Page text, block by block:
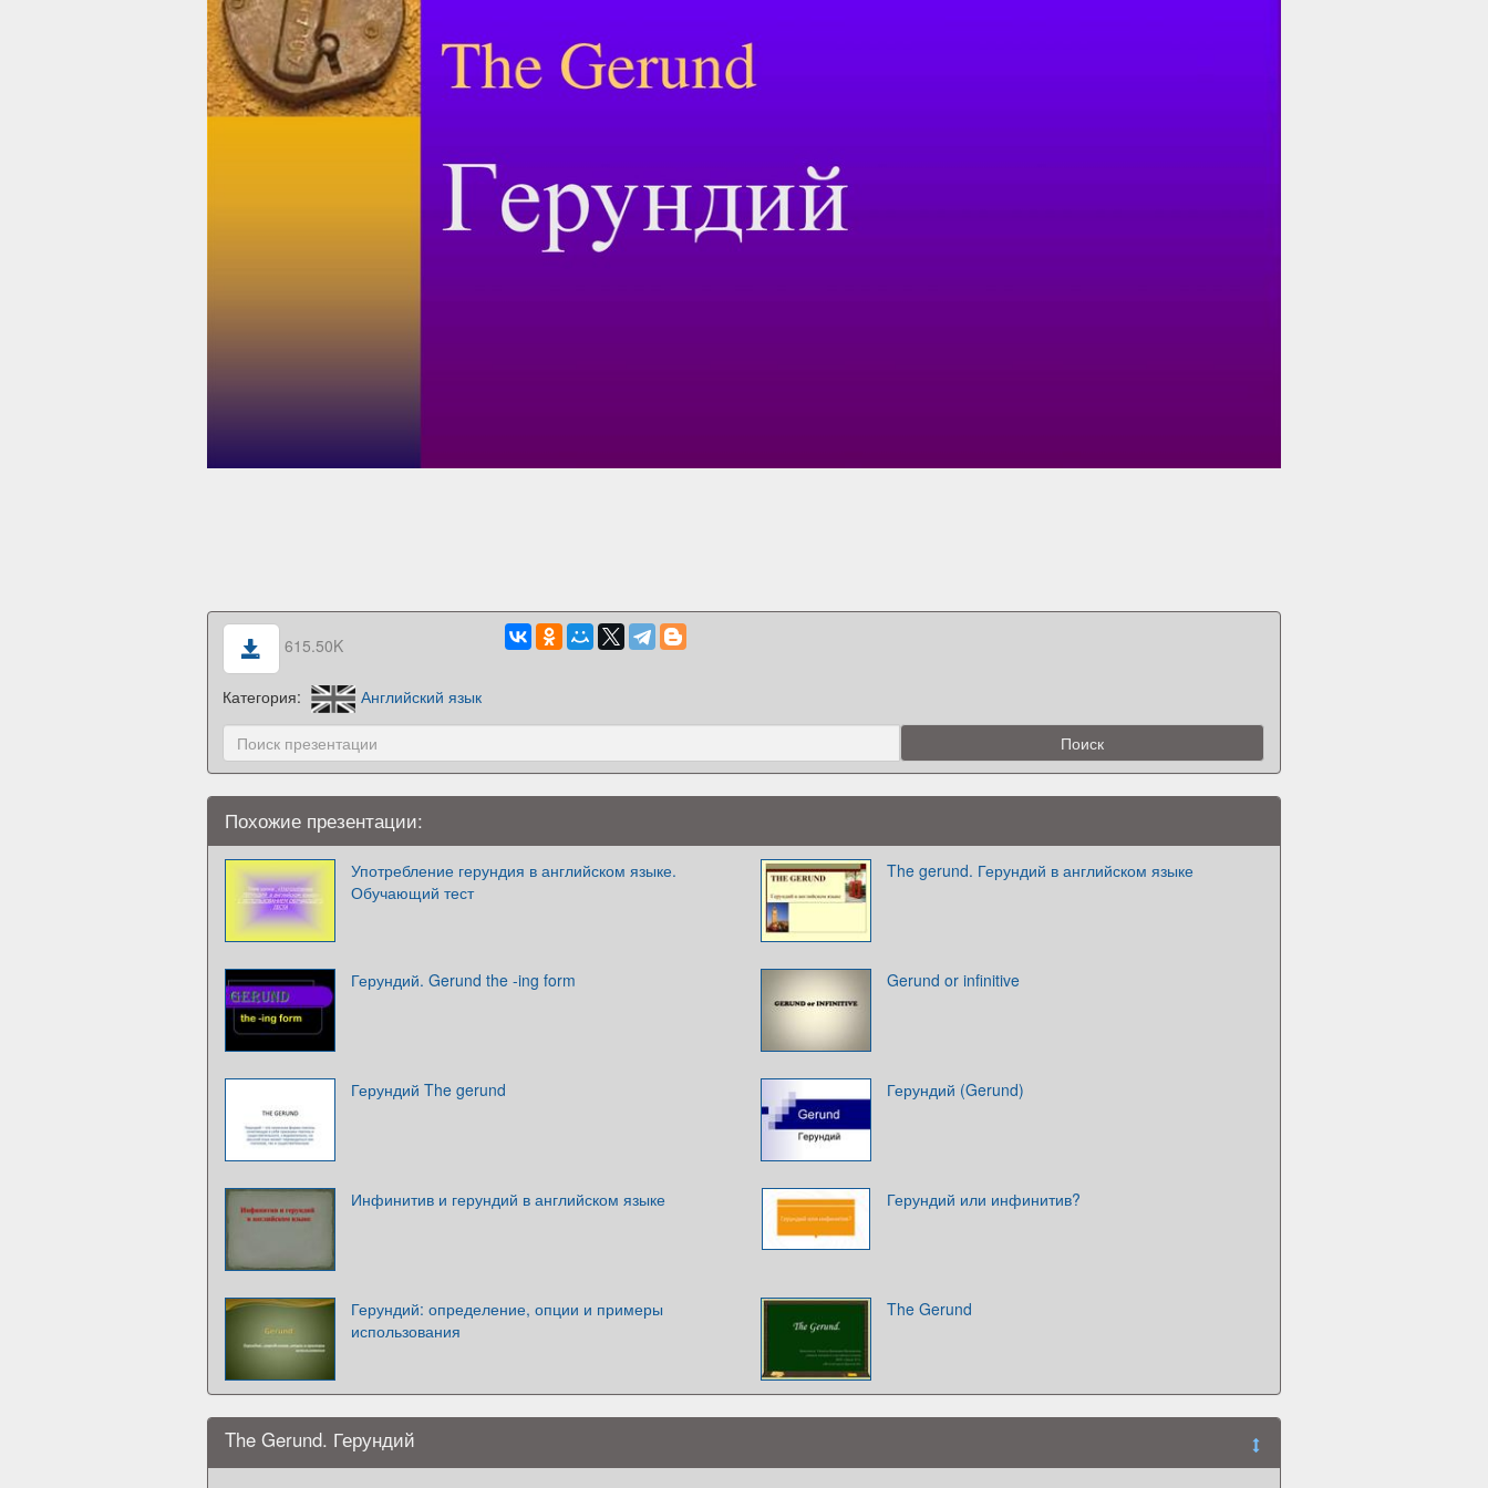
615.50K
Категория: Английский язык
Похожие презентации:
Употребление герундия в английском языке.
Обучающий тест
The gerund. Герундий в английском языке
Герундий. Gerund the -ing form Gerund or infinitive
Герундий The gerund Герундий (Gerund)
Инфинитив и герундий в английском языке Герундий или инфинитив?
Герундий: определение, опции и примеры
использования
The Gerund
The Gerund. Герундий